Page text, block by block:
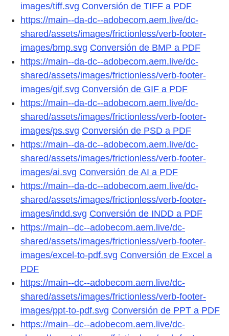
images/tiff.svg Conversión de TIFF a PDF
https://main--da-dc--adobecom.aem.live/dc-
shared/assets/images/frictionless/verb-footer-
images/bmp.svg Conversión de BMP a PDF
https://main--da-dc--adobecom.aem.live/dc-
shared/assets/images/frictionless/verb-footer-
images/gif.svg Conversión de GIF a PDF
https://main--da-dc--adobecom.aem.live/dc-
shared/assets/images/frictionless/verb-footer-
images/ps.svg Conversión de PSD a PDF
https://main--da-dc--adobecom.aem.live/dc-
shared/assets/images/frictionless/verb-footer-
images/ai.svg Conversión de AI a PDF
https://main--da-dc--adobecom.aem.live/dc-
shared/assets/images/frictionless/verb-footer-
images/indd.svg Conversión de INDD a PDF
https://main--dc--adobecom.aem.live/dc-
shared/assets/images/frictionless/verb-footer-
images/excel-to-pdf.svg Conversión de Excel a
PDF
https://main--dc--adobecom.aem.live/dc-
shared/assets/images/frictionless/verb-footer-
images/ppt-to-pdf.svg Conversión de PPT a PDF
https://main--dc--adobecom.aem.live/dc-